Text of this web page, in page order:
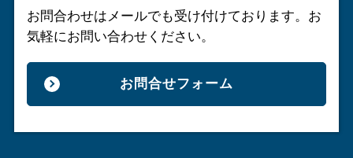
お問合わせはメールでも受け付けております。 お
気軽にお問い合わせください。
お問合せフォーム